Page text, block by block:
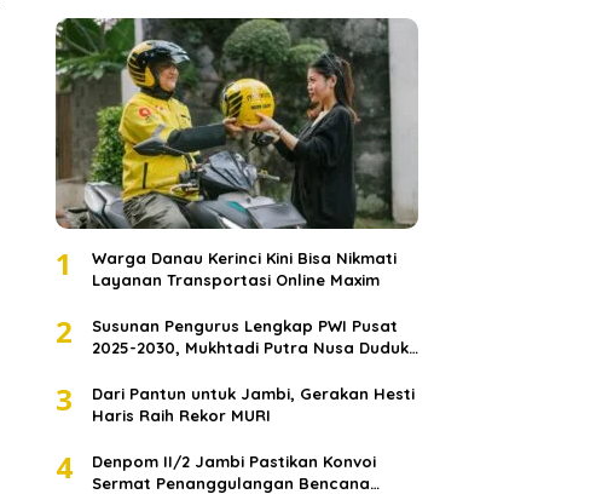
1
Warga Danau Kerinci Kini Bisa Nikmati
Layanan Transportasi Online Maxim
2
Susunan Pengurus Lengkap PWI Pusat
2025-2030, Mukhtadi Putra Nusa Duduki
3
Dari Pantun untuk Jambi, Gerakan Hesti
Haris Raih Rekor MURI
4
Denpom II/2 Jambi Pastikan Konvoi
Sermat Penanggulangan Bencana